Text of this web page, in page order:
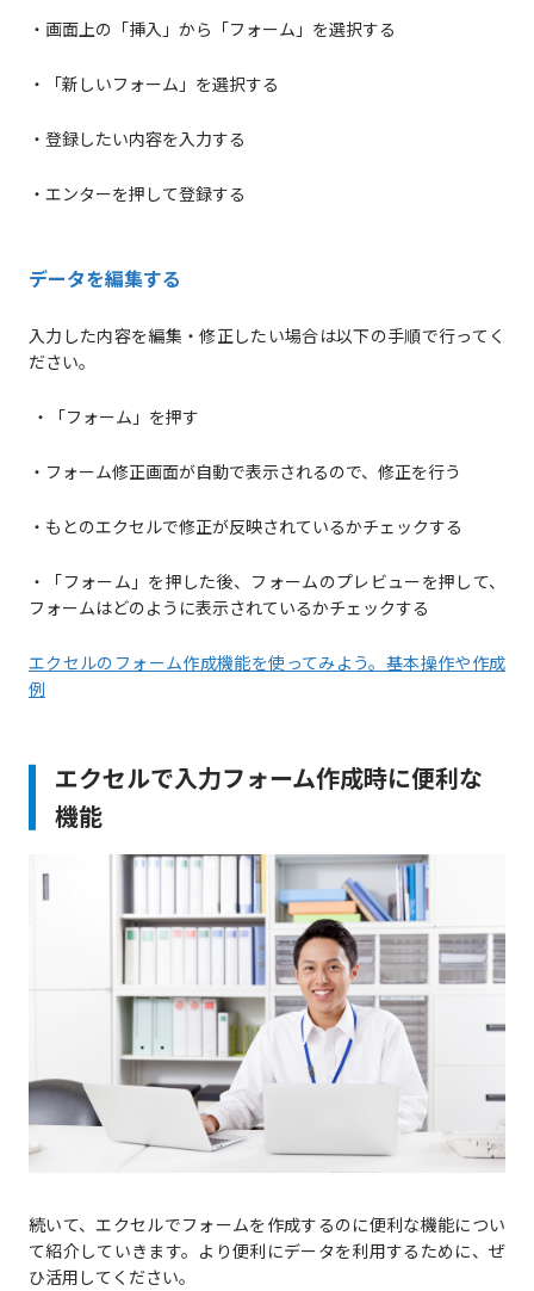
・画面上の「挿入」から「フォーム」を選択する
・「新しいフォーム」を選択する
・登録したい内容を入力する
・エンターを押して登録する
データを編集する
入力した内容を編集・修正したい場合は以下の手順で行ってく
ださい。
・「フォーム」を押す
・フォーム修正画面が自動で表示されるので、修正を行う
・もとのエクセルで修正が反映されているかチェックする
・「フォーム」を押した後、フォームのプレビューを押して、
フォームはどのように表示されているかチェックする
エクセルのフォーム作成機能を使ってみよう。基本操作や作成
例
エクセルで入力フォーム作成時に便利な
機能
続いて、エクセルでフォームを作成するのに便利な機能につい
て紹介していきます。より便利にデータを利用するために、ぜ
ひ活用してください。